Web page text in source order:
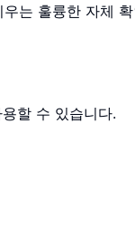
는 훌륭한 자체
할 수 있습니다.